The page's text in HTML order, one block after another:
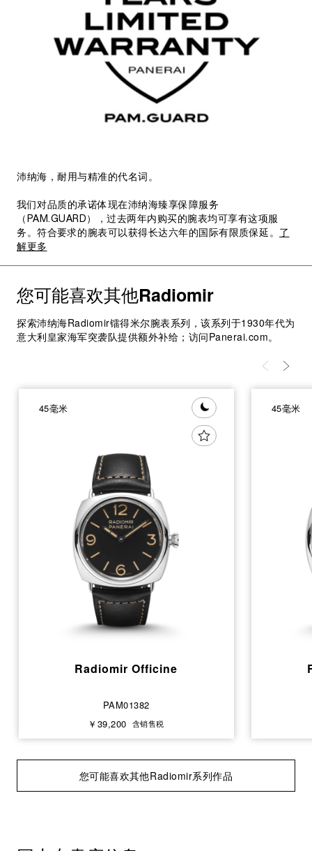
沛纳海，耐用与精准的代名词。
我们对品质的承诺体现在沛纳海臻享保障服务
（PAM.GUARD），过去两年内购买的腕表均可享有这项服
务。符合要求的腕表可以获得长达六年的国际有限质保延。
了
解更多
您可能喜欢其他Radiomir
探索沛纳海Radiomir镭得米尔腕表系列，该系列于1930年代为
意大利皇家海军突袭队提供额外补给；访问Panerai.com。
45毫米
Radiomir Officine
PAM01382
￥39,200 含销售税
45毫米
您可能喜欢其他Radiomir系列作品